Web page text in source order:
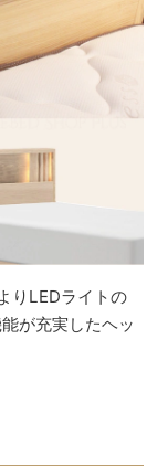
りLEDライトの
が充実したヘッ